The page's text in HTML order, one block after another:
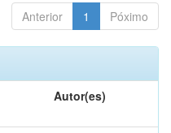
Anterior 1 Póximo
Autor(es)